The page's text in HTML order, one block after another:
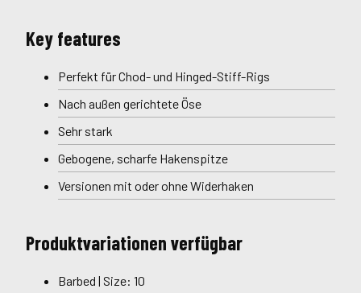
Key features
Perfekt für Chod- und Hinged-Stiff-Rigs
Nach außen gerichtete Öse
Sehr stark
Gebogene, scharfe Hakenspitze
Versionen mit oder ohne Widerhaken
Produktvariationen verfügbar
Barbed | Size: 10